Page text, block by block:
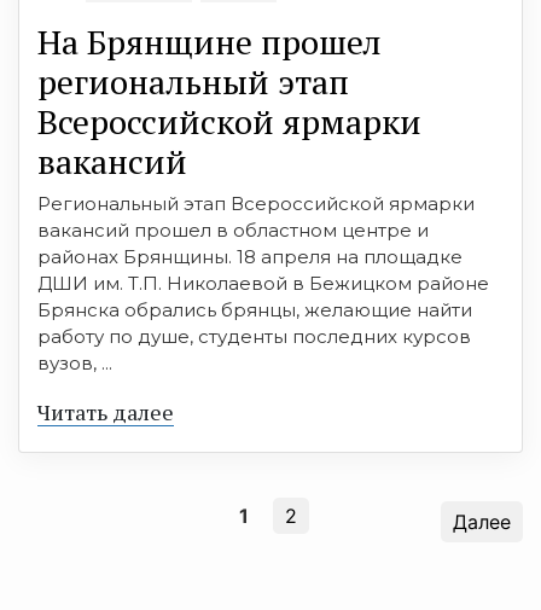
На Брянщине прошел
региональный этап
Всероссийской ярмарки
вакансий
Региональный этап Всероссийской ярмарки
вакансий прошел в областном центре и
районах Брянщины. 18 апреля на площадке
ДШИ им. Т.П. Николаевой в Бежицком районе
Брянска обрались брянцы, желающие найти
работу по душе, студенты последних курсов
вузов, ...
Читать далее
1 2 Далее